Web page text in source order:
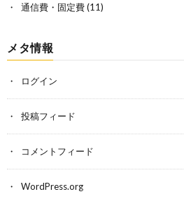
通信費・固定費(11)
メタ情報
ログイン
投稿フィード
コメントフィード
WordPress.org